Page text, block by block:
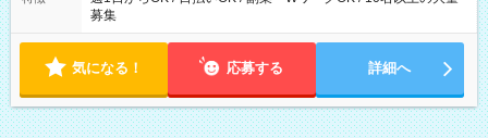
募集
気になる！ 応募する 詳細へ